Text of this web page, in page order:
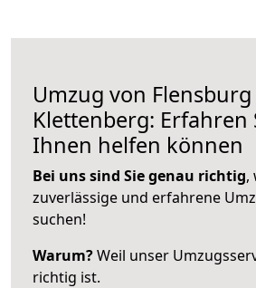
Umzug von
Klettenberg: Erfahren
Ihnen helfen können
Bei uns sind Sie genau richtig,
zuverlässige und erfahrene
suchen!
Warum?Weil unser
richtig ist.